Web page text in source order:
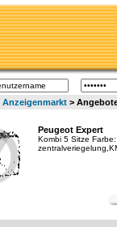
Anzeigenmarkt>
Peugeot Expert
Kombi 5 Sitze